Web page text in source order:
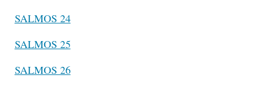
SALMOS 24
SALMOS 25
SALMOS 26